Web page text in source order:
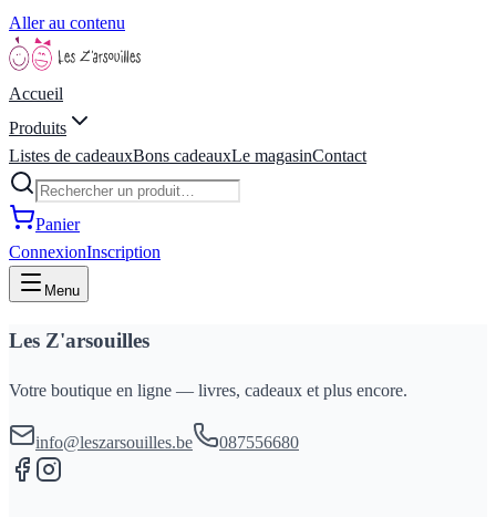
Aller au contenu
Accueil
Produits
Listes de cadeauxBons cadeauxLe magasinContact
Panier
ConnexionInscription
Menu
Les Z'arsouilles
Votre boutique en ligne — livres, cadeaux et plus encore.
info@leszarsouilles.be 087556680